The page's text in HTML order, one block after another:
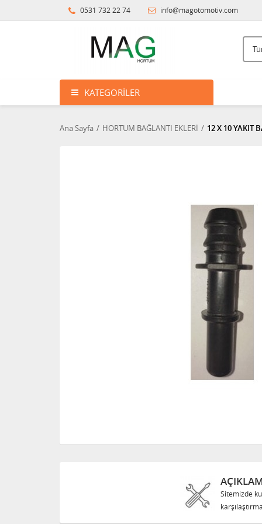
0531 732 22 74 info@magotomotiv.com
KATEGORILER
Ana Sayfa HORTUM BAĞLANTI EKLERİ 12 X 10 YAKIT
Sitemizde